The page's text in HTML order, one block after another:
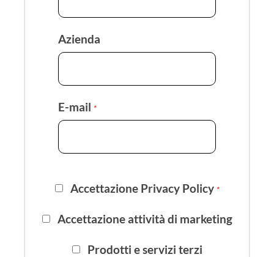
Azienda
E-mail *
Accettazione Privacy Policy *
Accettazione attività di marketing
Prodotti e servizi terzi